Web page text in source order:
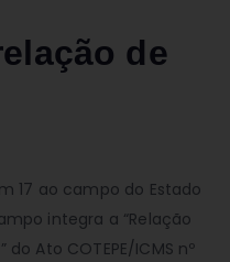
de
17 ao campo do Estado
integra a “Relação
Ato COTEPE/ICMS nº